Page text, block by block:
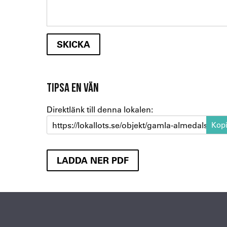
TIPSA EN VÄN
Direktlänk till denna lokalen:
https://lokallots.se/objekt/gamla-
LADDA NER PDF